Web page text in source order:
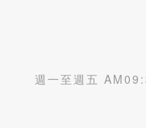
週一至週五